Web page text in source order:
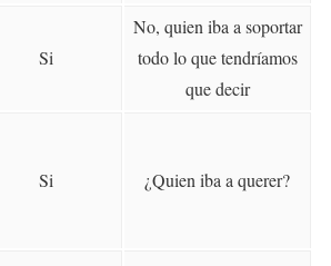
Si
No, quien iba a soportar
todo lo que tendríamos
que decir
Si ¿Quien iba a querer?